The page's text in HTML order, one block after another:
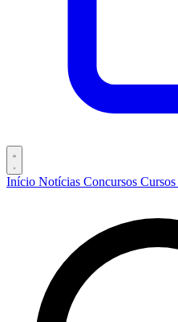
Início Notícias Concursos Cursos